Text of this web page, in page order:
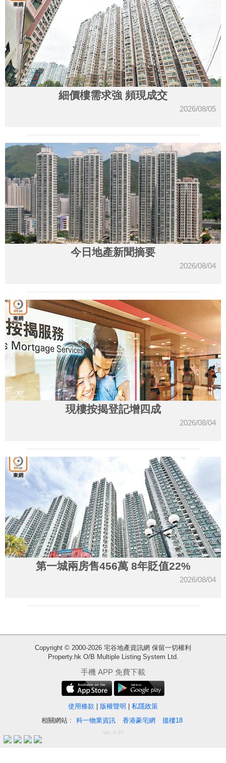
體
体
細價樓需求強 頻現成交
2026/08/05
今日地產新聞摘要
2026/08/04
現樓按揭登記增四成
2026/08/04
第一城兩房售456萬 8年貶值22%
2026/08/04
Copyright © 2000-2026 宅谷地產資訊網 保留一切權利
Property.hk O/B Multiple Listing System Ltd.
手機 APP 免費下載
使用條款 版權聲明
私隱政策
相關網站 :
科一物業資訊 香港豪宅網 搵樓18
Ver. 9.40